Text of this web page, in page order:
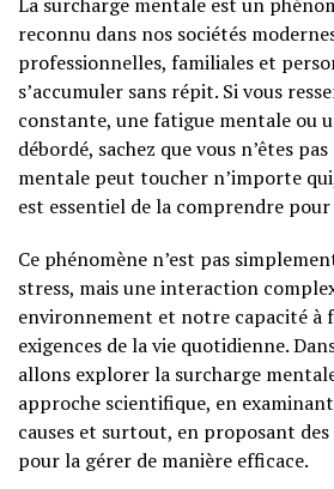
reconnu dans nos sociétés
professionnelles, familiales et
s’accumuler sans répit. Si vous
constante, une fatigue mentale ou
débordé, sachez que vous n’êtes
mentale peut toucher n’importe
est essentiel de la comprendre
Ce phénomène n’est pas
stress, mais une interaction
environnement et notre capacité à
exigences de la vie quotidienne.
allons explorer la surcharge
approche scientifique, en examinant
causes et surtout, en proposant
pour la gérer de manière efficace.